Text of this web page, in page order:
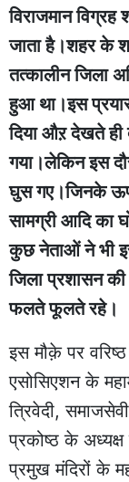
विराजमान विग्रह
जाता है।शहर के
तत्कालीन जिला
हुआ था।इस
दिया औऱ देखते ही
गया।लेकिन इस
घुस गए।जिनके ऊपर
सामग्री आदि का
कुछ नेताओं ने भी
जिला प्रशासन
फलते फूलते रहे।
इस मौक़े पर
एसोसिएशन के
त्रिवेदी,
प्रकोष्ठ के अध्यक्ष
प्रमुख मंदिरों के